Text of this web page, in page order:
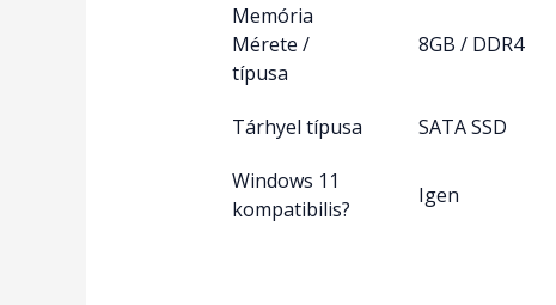
Memória
Mérete /
típusa
8GB / DDR4
Tárhyel típusa SATA SSD
Windows 11
kompatibilis?
Igen